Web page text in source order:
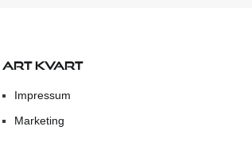
ART KVART
Impressum
Marketing